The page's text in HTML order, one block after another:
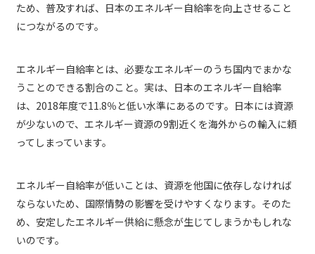
ため、普及すれば、日本のエネルギー自給率を向上させること
につながるのです。
エネルギー自給率とは、必要なエネルギーのうち国内でまかな
うことのできる割合のこと。実は、日本のエネルギー自給率
は、2018年度で11.8％と低い水準にあるのです。日本には資源
が少ないので、エネルギー資源の9割近くを海外からの輸入に頼
ってしまっています。
エネルギー自給率が低いことは、資源を他国に依存しなければ
ならないため、国際情勢の影響を受けやすくなります。そのた
め、安定したエネルギー供給に懸念が生じてしまうかもしれな
いのです。